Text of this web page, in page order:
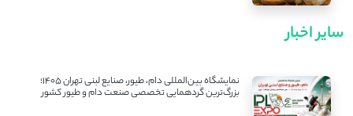
سایر اخبار
نمایشگاه بین‌المللی دام، طیور، صنایع لبنی تهران ۱۴۰۵؛
بزرگ‌ترین گردهمایی تخصصی صنعت دام و طیور کشور